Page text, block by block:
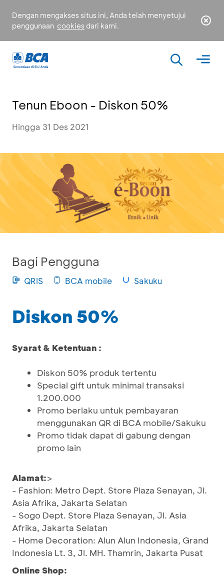
Dengan mengakses situs ini, Anda telah menyetujui
penggunaan cookies dari kami.
Tenun Eboon - Diskon 50%
Hingga 31 Des 2021
Bagi Pengguna
QRIS BCA mobile Sakuku
Diskon 50%
Syarat & Ketentuan :
Diskon 50% produk tertentu
Special gift untuk minimal transaksi
1.200.000
Promo berlaku untuk pembayaran
menggunakan QR di BCA mobile/Sakuku
Promo tidak dapat di gabung dengan
promo lain
Alamat:>
- Fashion: Metro Dept. Store Plaza Senayan, Jl.
Asia Afrika, Jakarta Selatan
- Sogo Dept. Store Plaza Senayan, Jl. Asia
Afrika, Jakarta Selatan
- Home Decoration: Alun Alun Indonesia, Grand
Indonesia Lt. 3, Jl. MH. Thamrin, Jakarta Pusat
Online Shop: